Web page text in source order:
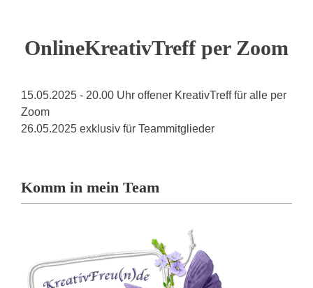
OnlineKreativTreff per Zoom
15.05.2025 - 20.00 Uhr offener KreativTreff für alle per
Zoom
26.05.2025 exklusiv für Teammitglieder
Komm in mein Team